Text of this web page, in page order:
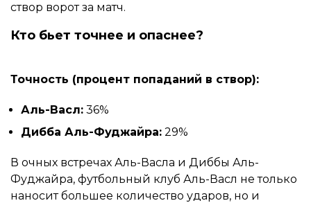
створ ворот за матч.
Кто бьет точнее и опаснее?
Точность (процент попаданий в створ):
Аль-Васл: 36%
Дибба Аль-Фуджайра: 29%
В очных встречах Аль-Васла и Диббы Аль-
Фуджайра, футбольный клуб Аль-Васл не только
наносит большее количество ударов, но и